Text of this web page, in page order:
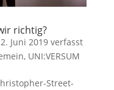
richtig?
Juni 2019verfasst
, UNI:VERSUM
Street-